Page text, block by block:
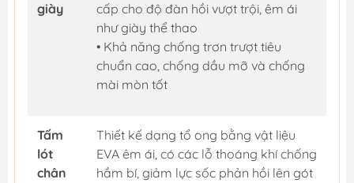
giày
cấp cho độ đàn hồi vượt trội, êm ái
như giày thể thao
• Khả năng chống trơn trượt tiêu
chuẩn cao, chống dầu mỡ và chống
mài mòn tốt
Tấm
lót
chân
Thiết kế dạng tổ ong bằng vật liệu
EVA êm ái, có các lỗ thoáng khí chống
hầm bí, giảm lực sốc phản hồi lên gót